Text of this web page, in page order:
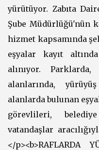
yürütüyor. Zabıta
Şube Müdürlüğü'nün
hizmet kapsamında
eşyalar kayıt
alınıyor.
alanlarında,
alanlarda bulunan
görevlileri,
vatandaşlar
</p><b>RAFLARDA